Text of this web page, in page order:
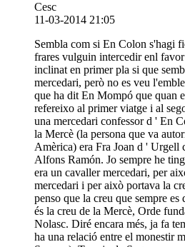
Cesc
11-03-2014 21:05
Sembla com si En Colon s'hagi
frares vulguin intercedir enl
inclinat en primer pla si que
mercedari, però no es veu
que ha dit En Mompó que quan
refereixo al primer viatge i al
una mercedari confessor d ' En
la Mercè (la persona que va
Amèrica) era Fra Joan d ' Urgell
Alfons Ramón. Jo sempre he
era un cavaller mercedari, per
mercedari i per això portava la
penso que la creu que sempre
és la creu de la Mercè, Orde
Nolasc. Diré encara més, ja fa
ha una relació entre el monestir